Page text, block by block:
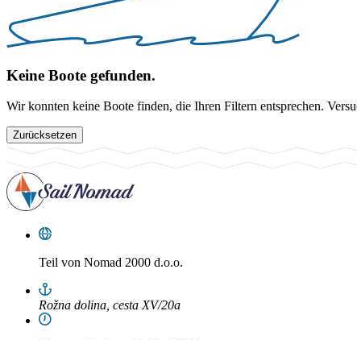
Keine Boote gefunden.
Wir konnten keine Boote finden, die Ihren Filtern entsprechen.
Zurücksetzen
Teil von Nomad 2000 d.o.o.
Rožna dolina, cesta XV/20a